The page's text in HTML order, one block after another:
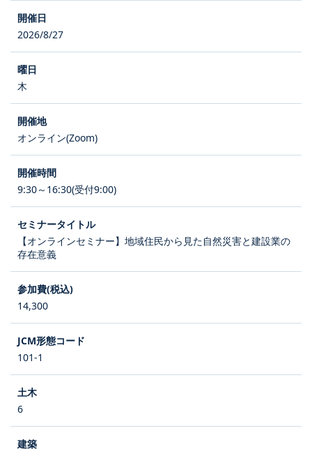
2026/8/27
木
オンライン(Zoom)
9:30～16:30(受付9:00)
【オンラインセミナー】地域住民から見た自然災害と建設業の
存在意義
14,300
101-1
6